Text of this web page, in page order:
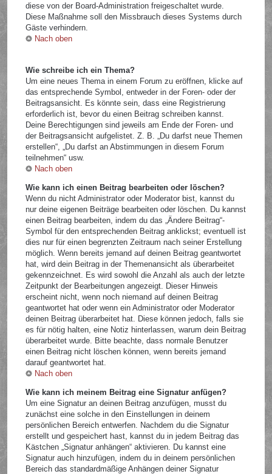
diese von der Board-Administration freigeschaltet wurde.
Diese Maßnahme soll den Missbrauch dieses Systems durch
Gäste verhindern.
Nach oben
Wie schreibe ich ein Thema?
Um eine neues Thema in einem Forum zu eröffnen, klicke auf
das entsprechende Symbol, entweder in der Foren- oder der
Beitragsansicht. Es könnte sein, dass eine Registrierung
erforderlich ist, bevor du einen Beitrag schreiben kannst.
Deine Berechtigungen sind jeweils am Ende der Foren- und
der Beitragsansicht aufgelistet. Z. B. „Du darfst neue Themen
erstellen“, „Du darfst an Abstimmungen in diesem Forum
teilnehmen“ usw.
Nach oben
Wie kann ich einen Beitrag bearbeiten oder löschen?
Wenn du nicht Administrator oder Moderator bist, kannst du
nur deine eigenen Beiträge bearbeiten oder löschen. Du kannst
einen Beitrag bearbeiten, indem du das „Ändere Beitrag“-
Symbol für den entsprechenden Beitrag anklickst; eventuell ist
dies nur für einen begrenzten Zeitraum nach seiner Erstellung
möglich. Wenn bereits jemand auf deinen Beitrag geantwortet
hat, wird dein Beitrag in der Themenansicht als überarbeitet
gekennzeichnet. Es wird sowohl die Anzahl als auch der letzte
Zeitpunkt der Bearbeitungen angezeigt. Dieser Hinweis
erscheint nicht, wenn noch niemand auf deinen Beitrag
geantwortet hat oder wenn ein Administrator oder Moderator
deinen Beitrag überarbeitet hat. Diese können jedoch, falls sie
es für nötig halten, eine Notiz hinterlassen, warum dein Beitrag
überarbeitet wurde. Bitte beachte, dass normale Benutzer
einen Beitrag nicht löschen können, wenn bereits jemand
darauf geantwortet hat.
Nach oben
Wie kann ich meinem Beitrag eine Signatur anfügen?
Um eine Signatur an deinen Beitrag anzufügen, musst du
zunächst eine solche in den Einstellungen in deinem
persönlichen Bereich entwerfen. Nachdem du die Signatur
erstellt und gespeichert hast, kannst du in jedem Beitrag das
Kästchen „Signatur anhängen“ aktivieren. Du kannst eine
Signatur auch hinzufügen, indem du in deinem persönlichen
Bereich das standardmäßige Anhängen deiner Signatur